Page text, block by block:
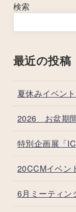
検索
最近の投稿
夏休みイベン
2026 お盆期
特別企画展「
20CCMイベン
6月ミーティン